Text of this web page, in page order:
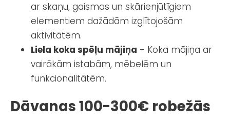
ar skaņu, gaismas un skārienjūtīgiem
elementiem dažādām izglītojošām
aktivitātēm.
Liela koka spēļu mājiņa - Koka mājiņa ar
vairākām istabām, mēbelēm un
funkcionalitātēm.
Dāvanas 100-300€ robežās